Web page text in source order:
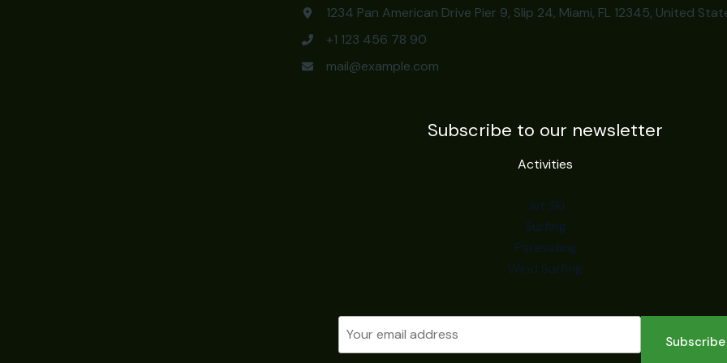
1234 Pan American Drive Pier 9, Slip 24, Miami, FL 12345, United
+1 123 456 78 90
mail@example.com
Subscribe to our newsletter
Activities
Jet Ski
Surfing
Parasailing
Wind Surfing
Subscribe